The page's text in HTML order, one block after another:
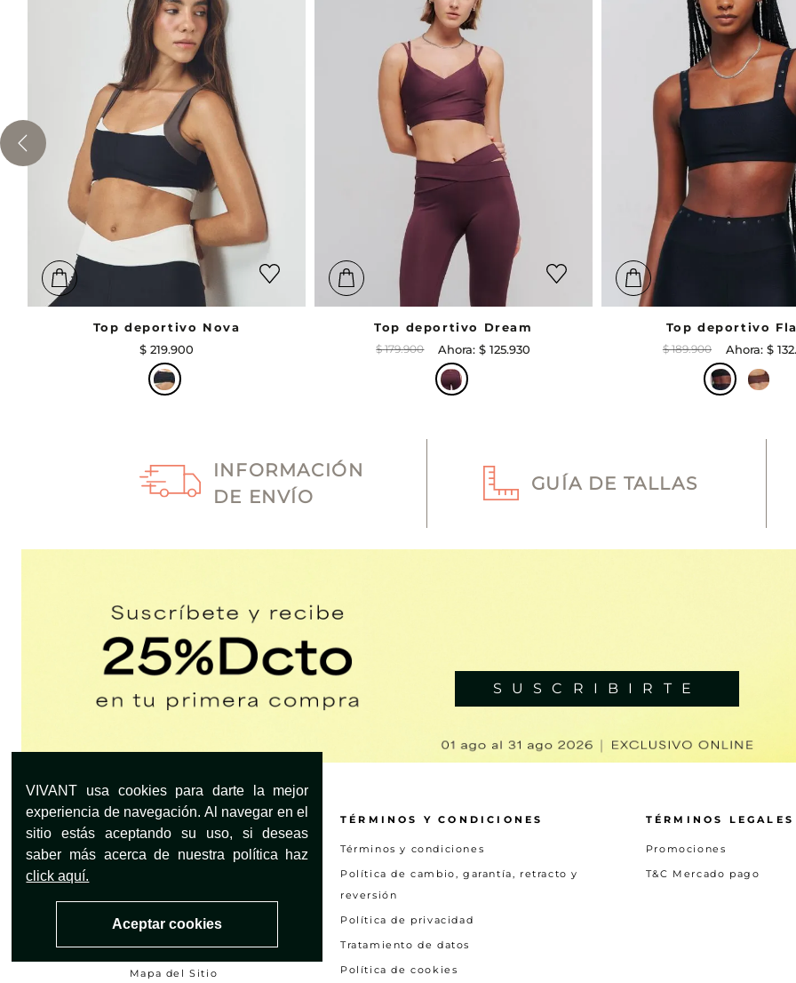
VIVANT usa cookies para darte la mejor
experiencia de navegación. Al navegar en el
sitio estás aceptando su uso, si deseas
saber más acerca de nuestra política haz
click aquí.
Aceptar cookies
Top deportivo Nova
$ 219.900
Top deportivo Dream
$ 179.900 $ 125.930
Top deportivo
$ 189.900 $ 132.
INFORMACIÓN
DE ENVÍO
GUÍA DE TALLAS
SUSCRIBIRTE
¿NECESITAS AYUDA?
Servicio al Cliente
Preguntas frecuentes
Otras solicitudes
Consultar estado PQRS
Mapa del Sitio
TÉRMINOS Y CONDICIONES
Términos y condiciones
Política de cambio, garantía, retracto y
reversión
Política de privacidad
Tratamiento de datos
Política de cookies
TÉRMINOS LEGALES
Promociones
T&C Mercado pago